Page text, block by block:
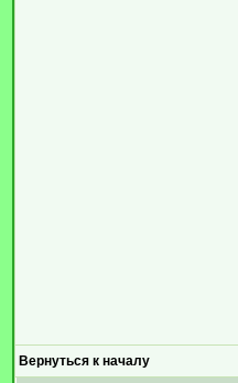
Вернуться к началу